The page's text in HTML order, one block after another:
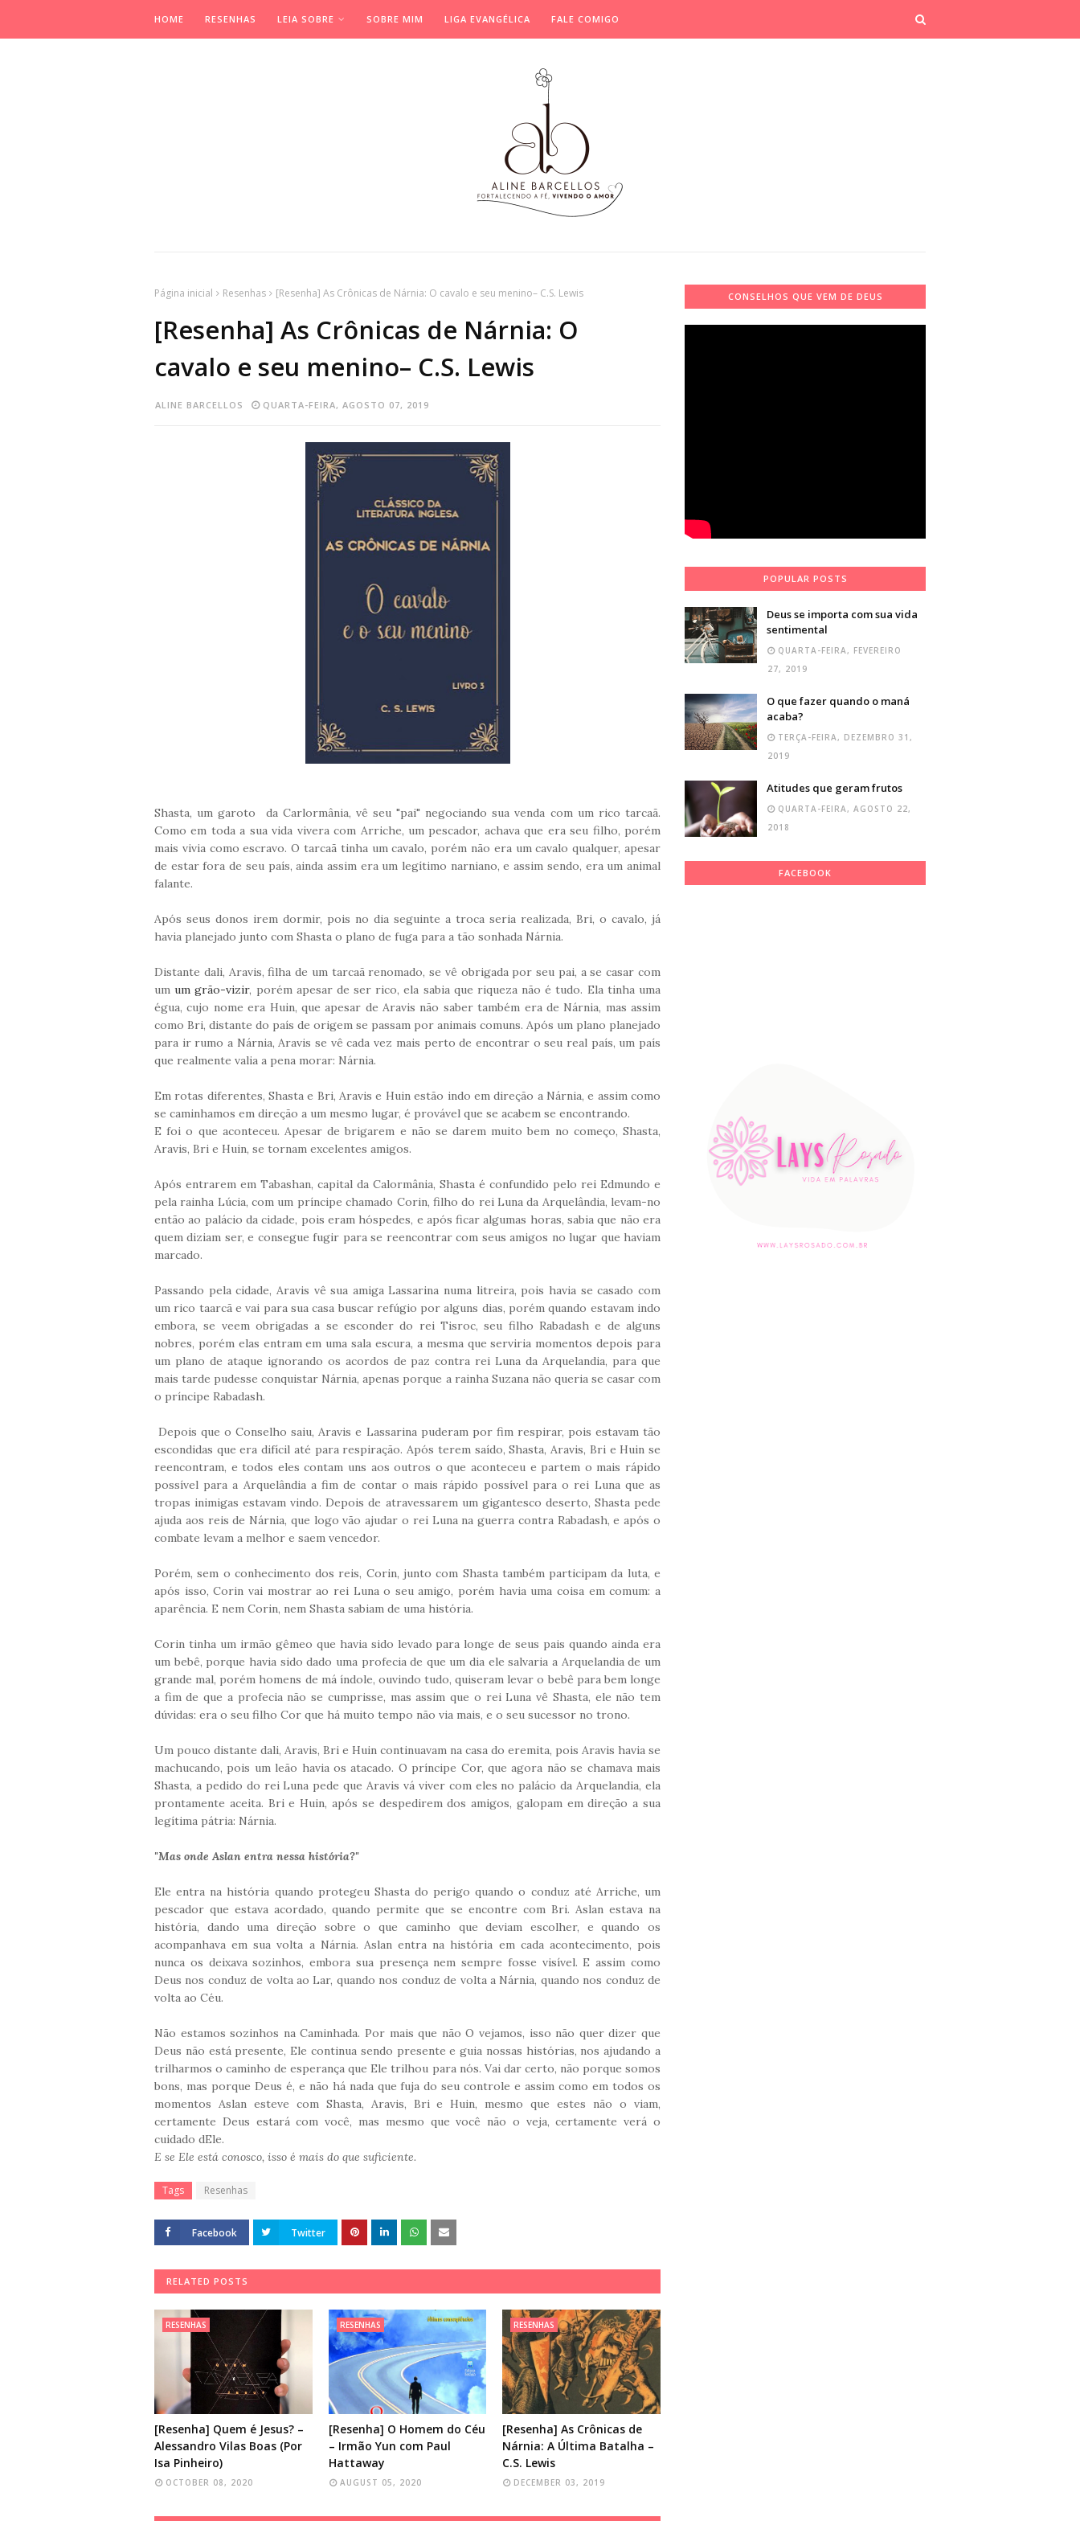
HOME RESENHAS LEIA SOBRE SOBRE MIM LIGA EVANGÉLICA FALE COMIGO
Página inicial Resenhas [Resenha] As Crônicas de Nárnia: O cavalo e seu menino– C.S. Lewis
[Resenha] As Crônicas de Nárnia: O
cavalo e seu menino– C.S. Lewis
ALINE BARCELLOS QUARTA-FEIRA, AGOSTO 07, 2019
Shasta, um garoto da Carlormânia, vê seu "pai" negociando sua venda com um rico tarcaã.
Como em toda a sua vida vivera com Arriche, um pescador, achava que era seu filho, porém
mais vivia como escravo. O tarcaã tinha um cavalo, porém não era um cavalo qualquer, apesar
de estar fora de seu país, ainda assim era um legítimo narniano, e assim sendo, era um animal
falante.
Após seus donos irem dormir, pois no dia seguinte a troca seria realizada, Bri, o cavalo, já
havia planejado junto com Shasta o plano de fuga para a tão sonhada Nárnia.
Distante dali, Aravis, filha de um tarcaã renomado, se vê obrigada por seu pai, a se casar com
umum grão-vizir, porém apesar de ser rico, ela sabia que riqueza não é tudo. Ela tinha uma
égua, cujo nome era Huin, que apesar de Aravis não saber também era de Nárnia, mas assim
como Bri, distante do país de origem se passam por animais comuns. Após um plano planejado
para ir rumo a Nárnia, Aravis se vê cada vez mais perto de encontrar o seu real país, um país
que realmente valia a pena morar: Nárnia.
Em rotas diferentes, Shasta e Bri, Aravis e Huin estão indo em direção a Nárnia, e assim como
se caminhamos em direção a um mesmo lugar, é provável que se acabem se encontrando.
E foi o que aconteceu. Apesar de brigarem e não se darem muito bem no começo, Shasta,
Aravis, Bri e Huin, se tornam excelentes amigos.
Após entrarem em Tabashan, capital da Calormânia, Shasta é confundido pelo rei Edmundo e
pela rainha Lúcia, com um príncipe chamado Corin, filho do rei Luna da Arquelândia, levam-no
então ao palácio da cidade, pois eram hóspedes, e após ficar algumas horas, sabia que não era
quem diziam ser, e consegue fugir para se reencontrar com seus amigos no lugar que haviam
marcado.
Passando pela cidade, Aravis vê sua amiga Lassarina numa litreira, pois havia se casado com
um rico taarcã e vai para sua casa buscar refúgio por alguns dias, porém quando estavam indo
embora, se veem obrigadas a se esconder do rei Tisroc, seu filho Rabadash e de alguns
nobres, porém elas entram em uma sala escura, a mesma que serviria momentos depois para
um plano de ataque ignorando os acordos de paz contra rei Luna da Arquelandia, para que
mais tarde pudesse conquistar Nárnia, apenas porque a rainha Suzana não queria se casar com
o príncipe Rabadash.
Depois que o Conselho saiu, Aravis e Lassarina puderam por fim respirar, pois estavam tão
escondidas que era difícil até para respiração. Após terem saído, Shasta, Aravis, Bri e Huin se
reencontram, e todos eles contam uns aos outros o que aconteceu e partem o mais rápido
possível para a Arquelândia a fim de contar o mais rápido possível para o rei Luna que as
tropas inimigas estavam vindo. Depois de atravessarem um gigantesco deserto, Shasta pede
ajuda aos reis de Nárnia, que logo vão ajudar o rei Luna na guerra contra Rabadash, e após o
combate levam a melhor e saem vencedor.
Porém, sem o conhecimento dos reis, Corin, junto com Shasta também participam da luta, e
após isso, Corin vai mostrar ao rei Luna o seu amigo, porém havia uma coisa em comum: a
aparência. E nem Corin, nem Shasta sabiam de uma história.
Corin tinha um irmão gêmeo que havia sido levado para longe de seus pais quando ainda era
um bebê, porque havia sido dado uma profecia de que um dia ele salvaria a Arquelandia de um
grande mal, porém homens de má índole, ouvindo tudo, quiseram levar o bebê para bem longe
a fim de que a profecia não se cumprisse, mas assim que o rei Luna vê Shasta, ele não tem
dúvidas: era o seu filho Cor que há muito tempo não via mais, e o seu sucessor no trono.
Um pouco distante dali, Aravis, Bri e Huin continuavam na casa do eremita, pois Aravis havia se
machucando, pois um leão havia os atacado. O príncipe Cor, que agora não se chamava mais
Shasta, a pedido do rei Luna pede que Aravis vá viver com eles no palácio da Arquelandia, ela
prontamente aceita. Bri e Huin, após se despedirem dos amigos, galopam em direção a sua
legítima pátria: Nárnia.
"Mas onde Aslan entra nessa história?"
Ele entra na história quando protegeu Shasta do perigo quando o conduz até Arriche, um
pescador que estava acordado, quando permite que se encontre com Bri. Aslan estava na
história, dando uma direção sobre o que caminho que deviam escolher, e quando os
acompanhava em sua volta a Nárnia. Aslan entra na história em cada acontecimento, pois
nunca os deixava sozinhos, embora sua presença nem sempre fosse visível. E assim como
Deus nos conduz de volta ao Lar, quando nos conduz de volta a Nárnia, quando nos conduz de
volta ao Céu.
Não estamos sozinhos na Caminhada. Por mais que não O vejamos, isso não quer dizer que
Deus não está presente, Ele continua sendo presente e guia nossas histórias, nos ajudando a
trilharmos o caminho de esperança que Ele trilhou para nós. Vai dar certo, não porque somos
bons, mas porque Deus é, e não há nada que fuja do seu controle e assim como em todos os
momentos Aslan esteve com Shasta, Aravis, Bri e Huin, mesmo que estes não o viam,
certamente Deus estará com você, mas mesmo que você não o veja, certamente verá o
cuidado dEle.
E se Ele está conosco, isso é mais do que suficiente.
Tags Resenhas
Facebook Twitter
RELATED POSTS
RESENHAS
[Resenha] Quem é Jesus? –
Alessandro Vilas Boas (Por
Isa Pinheiro)
OCTOBER 08, 2020
RESENHAS
[Resenha] O Homem do Céu
– Irmão Yun com Paul
Hattaway
AUGUST 05, 2020
RESENHAS
[Resenha] As Crônicas de
Nárnia: A Última Batalha –
C.S. Lewis
DECEMBER 03, 2019
CONSELHOS QUE VEM DE DEUS
POPULAR POSTS
Deus se importa com sua vida
sentimental
QUARTA-FEIRA, FEVEREIRO
27, 2019
O que fazer quando o maná
acaba?
TERÇA-FEIRA, DEZEMBRO 31,
2019
Atitudes que geram frutos
QUARTA-FEIRA, AGOSTO 22,
2018
FACEBOOK